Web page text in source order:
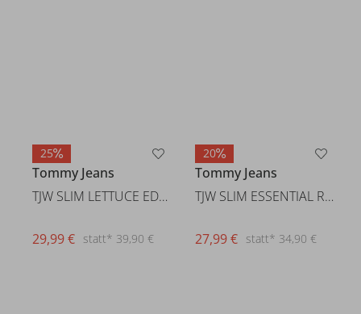
25
Tommy Jeans
TJW SLIM LETTUCE EDGE RIB SS
statt* 39,90 €
29,99 €
20
Tommy Jeans
TJW SLIM ESSENTIAL RIB V SS
statt* 34,90 €
27,99 €